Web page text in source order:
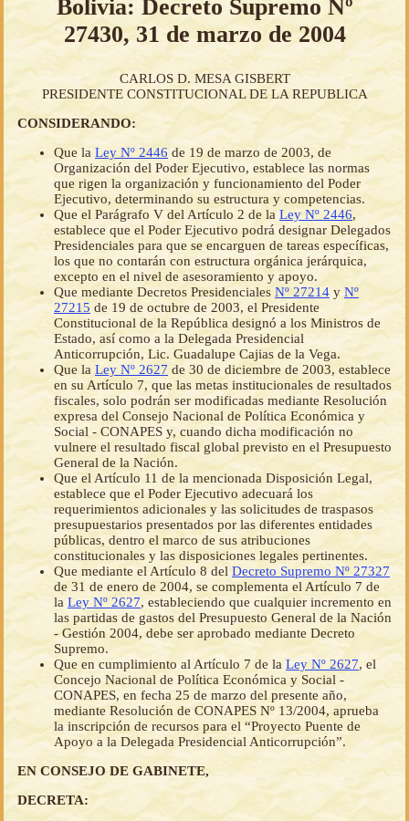
Bolivia: Decreto Supremo Nº
27430, 31 de marzo de 2004
CARLOS D. MESA GISBERT
PRESIDENTE CONSTITUCIONAL DE LA REPUBLICA
CONSIDERANDO:
Que la Ley Nº 2446 de 19 de marzo de 2003, de
Organización del Poder Ejecutivo, establece las normas
que rigen la organización y funcionamiento del Poder
Ejecutivo, determinando su estructura y competencias.
Que el Parágrafo V del Artículo 2 de la Ley Nº 2446,
establece que el Poder Ejecutivo podrá designar Delegados
Presidenciales para que se encarguen de tareas específicas,
los que no contarán con estructura orgánica jerárquica,
excepto en el nivel de asesoramiento y apoyo.
Que mediante Decretos Presidenciales Nº 27214 y Nº
27215 de 19 de octubre de 2003, el Presidente
Constitucional de la República designó a los Ministros de
Estado, así como a la Delegada Presidencial
Anticorrupción, Lic. Guadalupe Cajias de la Vega.
Que la Ley Nº 2627 de 30 de diciembre de 2003, establece
en su Artículo 7, que las metas institucionales de resultados
fiscales, solo podrán ser modificadas mediante Resolución
expresa del Consejo Nacional de Política Económica y
Social - CONAPES y, cuando dicha modificación no
vulnere el resultado fiscal global previsto en el Presupuesto
General de la Nación.
Que el Artículo 11 de la mencionada Disposición Legal,
establece que el Poder Ejecutivo adecuará los
requerimientos adicionales y las solicitudes de traspasos
presupuestarios presentados por las diferentes entidades
públicas, dentro el marco de sus atribuciones
constitucionales y las disposiciones legales pertinentes.
Que mediante el Artículo 8 del Decreto Supremo Nº 27327
de 31 de enero de 2004, se complementa el Artículo 7 de
la Ley Nº 2627, estableciendo que cualquier incremento en
las partidas de gastos del Presupuesto General de la Nación
- Gestión 2004, debe ser aprobado mediante Decreto
Supremo.
Que en cumplimiento al Artículo 7 de la Ley Nº 2627, el
Concejo Nacional de Política Económica y Social -
CONAPES, en fecha 25 de marzo del presente año,
mediante Resolución de CONAPES Nº 13/2004, aprueba
la inscripción de recursos para el “Proyecto Puente de
Apoyo a la Delegada Presidencial Anticorrupción”.
EN CONSEJO DE GABINETE,
DECRETA: